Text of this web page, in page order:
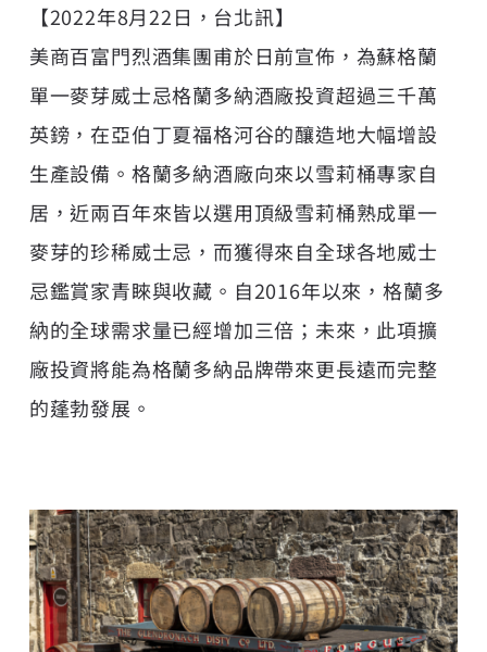
【2022年8月22日，台北訊】
美商百富門烈酒集團甫於日前宣佈，為蘇格蘭
單一麥芽威士忌格蘭多納酒廠投資超過三千萬
英鎊，在亞伯丁夏福格河谷的釀造地大幅增設
生產設備。格蘭多納酒廠向來以雪莉桶專家自
居，近兩百年來皆以選用頂級雪莉桶熟成單一
麥芽的珍稀威士忌，而獲得來自全球各地威士
忌鑑賞家青睞與收藏。自2016年以來，格蘭多
納的全球需求量已經增加三倍；未來，此項擴
廠投資將能為格蘭多納品牌帶來更長遠而完整
的蓬勃發展。